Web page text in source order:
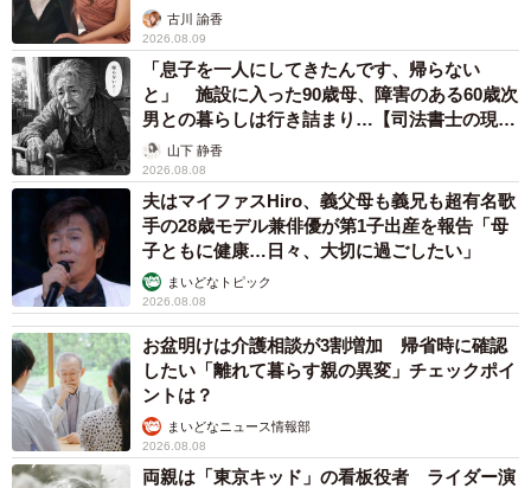
◇ ◇
…「今は、ワークライフバランスがとてもいい状態で保て
ている気がします」というMさん。社内に在宅で働けるシ
ステムやフローがしっかりできていたからこそ、働き方プ
ランが立てやすかったそうです。
古川 諭香
2026.08.09
「息子を一人にしてきたんです、帰らない
と」 施設に入った90歳母、障害のある60歳次
男との暮らしは行き詰まり…【司法書士の現場
から】山下 静香
2026.08.08
夫はマイファスHiro、義父母も義兄も超有名歌
手の28歳モデル兼俳優が第1子出産を報告「母
子ともに健康…日々、大切に過ごしたい」
まいどなトピック
2026.08.08
お盆明けは介護相談が3割増加 帰省時に確認
したい「離れて暮らす親の異変」チェックポイ
ントは？
まいどなニュース情報部
2026.08.08
両親は「東京キッド」の看板役者 ライダー演